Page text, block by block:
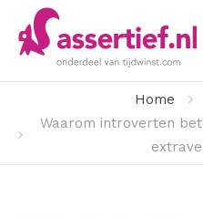
Home
Waarom introverten